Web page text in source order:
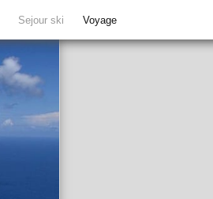
Sejour ski Voyage